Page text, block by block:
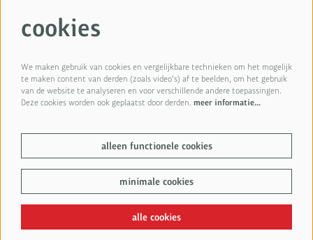
aanmelden
Deze site wordt beschermd door reCAPTCHA en het privacybeleiden deservicevoorwaarden
© Isala Theater
Powered byCultureSuite
cookies
We maken gebruik van cookies en vergelijkbare technieken om het mogelijk
te maken content van derden (zoals video’s) af te beelden, om het gebruik
van de website te analyseren en voor verschillende andere toepassingen.
Deze cookies worden ook geplaatst door derden. meer informatie…
alleen functionele cookies
minimale cookies
alle cookies